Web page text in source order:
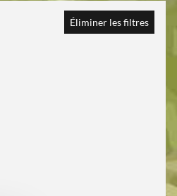
Éliminer les filtres